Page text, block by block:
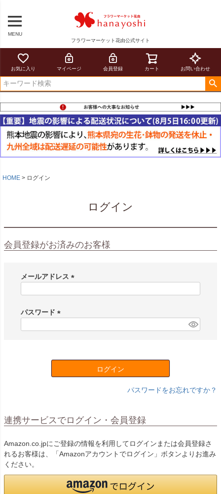
MENU
フラワーマーケット花由公式サイト
お気に入り マイページ 会員登録 カート お問い合わせ
HOME ログイン
ログイン
会員登録がお済みのお客様
メールアドレス
)
パスワード
ログイン
パスワードをお忘れですか？
連携サービスでログイン・会員登録
Amazon.co.jpにご登録の情報を利用してログインまたは会員登録さ
れるお客様は、「Amazonアカウントでログイン」ボタンよりお進み
ください。